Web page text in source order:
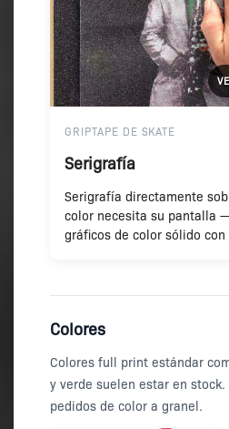
GRIPTAPE DE SKATE
Serigrafía
Serigrafía directamente
color necesita su pantalla
gráficos de color sólido
Colores
Colores full print estándar
y verde suelen estar en stock.
pedidos de color a granel.